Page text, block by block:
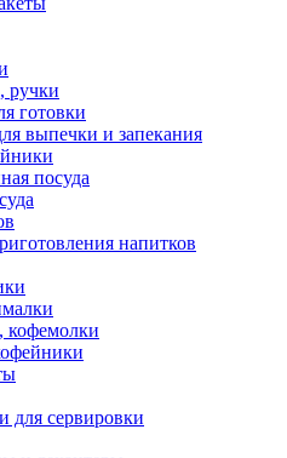
ручки
готовки
выпечки и запекания
посуда
напитков
кофемолки
для сервировки